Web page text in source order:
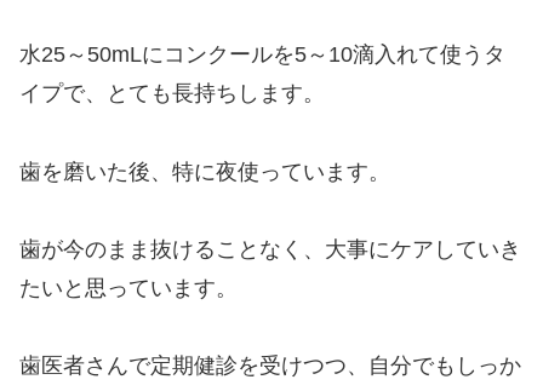
水25～50mLにコンクールを5～10滴入れて使うタ
イプで、とても長持ちします。
歯を磨いた後、特に夜使っています。
歯が今のまま抜けることなく、大事にケアしていき
たいと思っています。
歯医者さんで定期健診を受けつつ、自分でもしっか